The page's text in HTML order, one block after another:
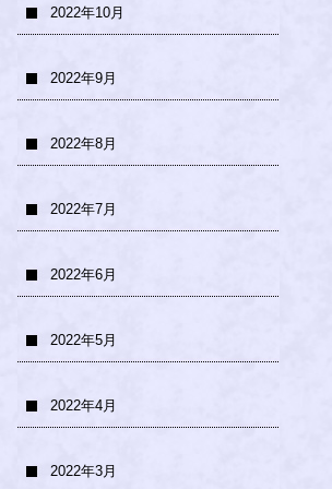
2022年10月
2022年9月
2022年8月
2022年7月
2022年6月
2022年5月
2022年4月
2022年3月